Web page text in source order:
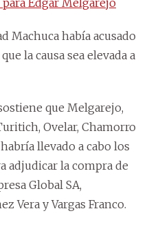
Machuca había acusado
la causa sea elevada a
que Melgarejo,
Ovelar, Chamorro
llevado a cabo los
adjudicar la compra de
Global SA,
Vera y Vargas Franco.